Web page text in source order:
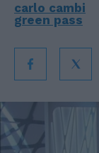
carlo cambi
green pass